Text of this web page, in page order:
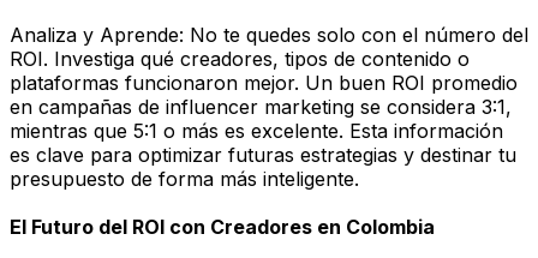
Analiza y Aprende: No te quedes solo con el número del
ROI. Investiga qué creadores, tipos de contenido o
plataformas funcionaron mejor. Un buen ROI promedio
en campañas de influencer marketing se considera 3:1,
mientras que 5:1 o más es excelente. Esta información
es clave para optimizar futuras estrategias y destinar tu
presupuesto de forma más inteligente.
El Futuro del ROI con Creadores en Colombia